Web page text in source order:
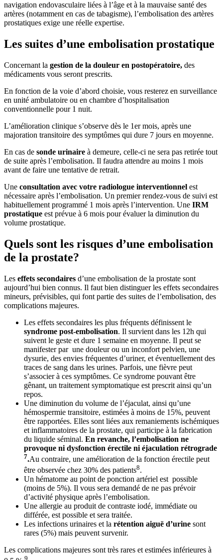
navigation endovasculaire liées à l’âge et à la mauvaise santé des
artères (notamment en cas de tabagisme), l’embolisation des artères
prostatiques exige une réelle expertise.
Les suites d’une embolisation prostatique
Concernant la gestion de la douleur en postopératoire, des
médicaments vous seront prescrits.
En fonction de la voie d’abord choisie, vous resterez en surveillance
en unité ambulatoire ou en chambre d’hospitalisation
conventionnelle pour 1 nuit.
L’amélioration clinique s’observe dès le 1er mois, après une
majoration transitoire des symptômes qui dure 7 jours en moyenne.
En cas de sonde urinaire à demeure, celle-ci ne sera pas retirée tout
de suite après l’embolisation. Il faudra attendre au moins 1 mois
avant de faire une tentative de retrait.
Une consultation avec votre radiologue interventionnel est
nécessaire après l’embolisation. Un premier rendez-vous de suivi est
habituellement programmé 1 mois après l’intervention. Une IRM
prostatique est prévue à 6 mois pour évaluer la diminution du
volume prostatique.
Quels sont les risques d’une embolisation
de la prostate?
Les effets secondaires d’une embolisation de la prostate sont
aujourd’hui bien connus. Il faut bien distinguer les effets secondaires
mineurs, prévisibles, qui font partie des suites de l’embolisation, des
complications majeures.
Les effets secondaires les plus fréquents définissent le
syndrome post-embolisation. Il survient dans les 12h qui
suivent le geste et dure 1 semaine en moyenne. Il peut se
manifester par une douleur ou un inconfort pelvien, une
dysurie, des envies fréquentes d’uriner, et éventuellement des
traces de sang dans les urines. Parfois, une fièvre peut
s’associer à ces symptômes. Ce syndrome pouvant être
gênant, un traitement symptomatique est prescrit ainsi qu’un
repos.
Une diminution du volume de l’éjaculat, ainsi qu’une
hémospermie transitoire, estimées à moins de 15%, peuvent
être rapportées. Elles sont liées aux remaniements ischémiques
et inflammatoires de la prostate, qui participe à la fabrication
du liquide séminal. En revanche, l’embolisation ne
provoque ni dysfonction érectile ni éjaculation rétrograde
7.Au contraire, une amélioration de la fonction érectile peut
être observée chez 30% des patients8.
Un hématome au point de ponction artériel est possible
(moins de 5%). Il vous sera demandé de ne pas prévoir
d’activité physique après l’embolisation.
Une allergie au produit de contraste iodé, immédiate ou
différée, est possible et sera traitée.
Les infections urinaires et la rétention aiguë d’urine sont
rares (5%) mais peuvent survenir.
Les complications majeures sont très rares et estimées inférieures à
9